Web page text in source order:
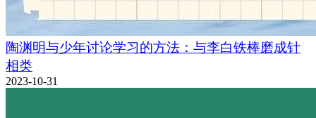
陶渊明与少年讨论学习的方法：与李白铁棒磨成针
相类
2023-10-31